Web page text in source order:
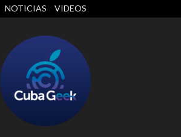
NOTICIAS VIDEOS